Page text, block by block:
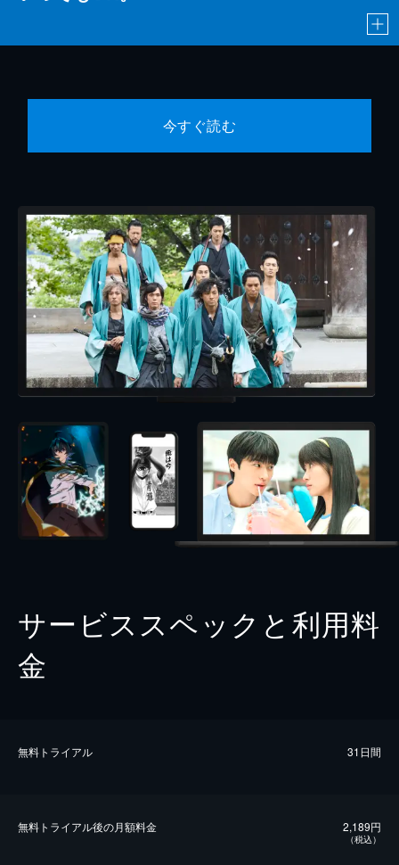
今すぐ読む
サービススペックと利用料
金
無料トライアル 31日間
無料トライアル後の⽉額料金 2,189円
（税込）